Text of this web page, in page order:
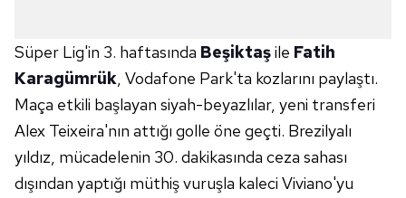
Süper Lig'in 3. haftasında Beşiktaşile Fatih
Karagümrük, Vodafone Park'ta kozlarını paylaştı.
Maça etkili başlayan siyah-beyazlılar, yeni transferi
Alex Teixeira'nın attığı golle öne geçti. Brezilyalı
yıldız, mücadelenin 30. dakikasında ceza sahası
dışından yaptığı müthiş vuruşla kaleci Viviano'yu